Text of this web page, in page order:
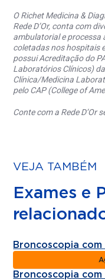
O Richet Medicina &
Rede D’Or, conta com
ambulatorial e processa
coletadas nos hospitais
possui Acreditação do
Laboratórios Clínicos)
Clínica/Medicina
pelo CAP (College of
Conte com a Rede D’Or
VEJA TAMBÉM
Exames e
Broncoscopia com
Broncoscopia com